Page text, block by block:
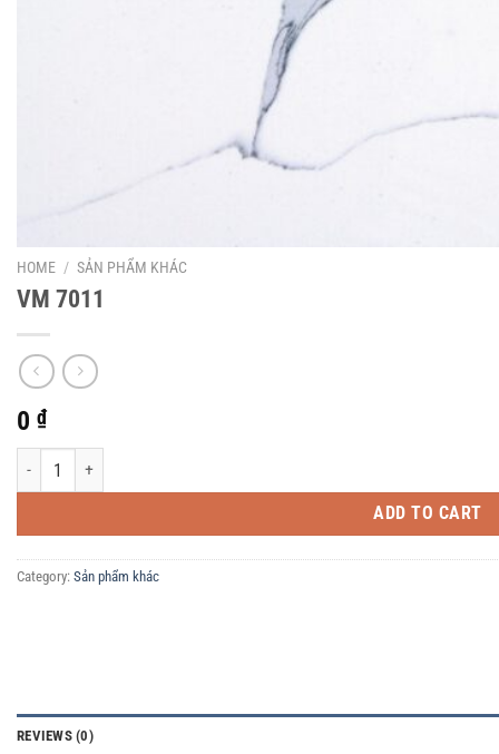
HOME / SẢN PHẨM KHÁC
VM 7011
0 ₫
VM 7011 quantity
ADD TO CART
Category: Sản phẩm khác
REVIEWS (0)